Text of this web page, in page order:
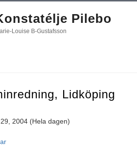
Pilebo
Louise B-Gustafsson
Lidköping
2004 (Hela dagen)